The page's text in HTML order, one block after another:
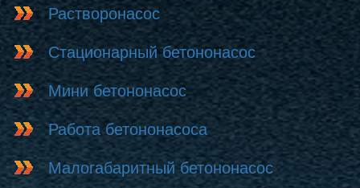
Растворонасос
Стационарный бетононасос
Мини бетононасос
Работа бетононасоса
Малогабаритный бетононасос